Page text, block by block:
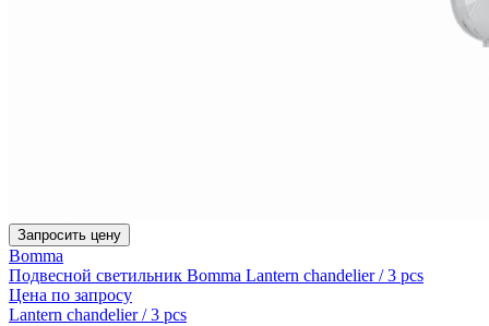
Запросить цену
Bomma
Подвесной светильник Bomma Lantern chandelier / 3 pcs
Цена по запросу
Lantern chandelier / 3 pcs